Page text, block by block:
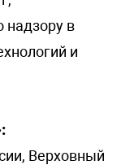
надзору в
и
Верховный